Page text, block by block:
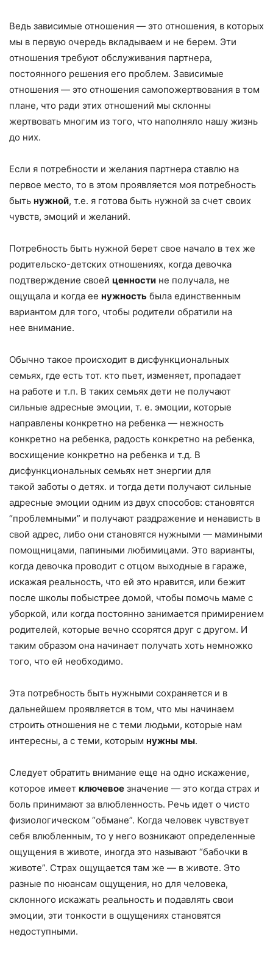
Ведь зависимые отношения — это отношения, в которых
мы в первую очередь вкладываем и не берем. Эти
отношения требуют обслуживания партнера,
постоянного решения его проблем. Зависимые
отношения — это отношения самопожертвования в том
плане, что ради этих отношений мы склонны
жертвовать многим из того, что наполняло нашу жизнь
до них.
Если я потребности и желания партнера ставлю на
первое место, то в этом проявляется моя потребность
быть нужной, т.е. я готова быть нужной за счет своих
чувств, эмоций и желаний.
Потребность быть нужной берет свое начало в тех же
родительско-детских отношениях, когда девочка
подтверждение своей ценности не получала, не
ощущала и когда ее нужность была единственным
вариантом для того, чтобы родители обратили на
нее внимание.
Обычно такое происходит в дисфункциональных
семьях, где есть тот. кто пьет, изменяет, пропадает
на работе и т.п. В таких семьях дети не получают
сильные адресные эмоции, т. е. эмоции, которые
направлены конкретно на ребенка — нежность
конкретно на ребенка, радость конкретно на ребенка,
восхищение конкретно на ребенка и т.д. В
дисфункциональных семьях нет энергии для
такой заботы о детях. и тогда дети получают сильные
адресные эмоции одним из двух способов: становятся
“проблемными” и получают раздражение и ненависть в
свой адрес, либо они становятся нужными — мамиными
помощницами, папиными любимицами. Это варианты,
когда девочка проводит с отцом выходные в гараже,
искажая реальность, что ей это нравится, или бежит
после школы побыстрее домой, чтобы помочь маме с
уборкой, или когда постоянно занимается примирением
родителей, которые вечно ссорятся друг с другом. И
таким образом она начинает получать хоть немножко
того, что ей необходимо.
Эта потребность быть нужными сохраняется и в
дальнейшем проявляется в том, что мы начинаем
строить отношения не с теми людьми, которые нам
интересны, а с теми, которым нужны мы.
Следует обратить внимание еще на одно искажение,
которое имеет ключевое значение — это когда страх и
боль принимают за влюбленность. Речь идет о чисто
физиологическом “обмане”. Когда человек чувствует
себя влюбленным, то у него возникают определенные
ощущения в животе, иногда это называют “бабочки в
животе”. Страх ощущается там же — в животе. Это
разные по нюансам ощущения, но для человека,
склонного искажать реальность и подавлять свои
эмоции, эти тонкости в ощущениях становятся
недоступными.